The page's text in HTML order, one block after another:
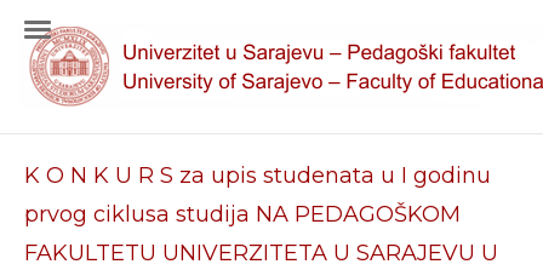
K O N K U R S za upis studenata u I godinu
prvog ciklusa studija NA PEDAGOŠKOM
FAKULTETU UNIVERZITETA U SARAJEVU U